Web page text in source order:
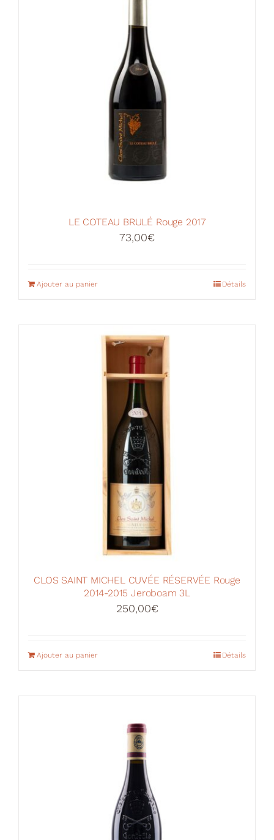
LE COTEAU BRULÉ Rouge 2017
73,00€
Ajouter au panier Détails
CLOS SAINT MICHEL CUVÉE RÉSERVÉE Rouge
2014-2015 Jeroboam 3L
250,00€
Ajouter au panier Détails